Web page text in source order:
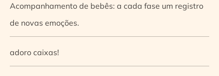
Acompanhamento de bebês: a cada fase um registro
de novas emoções.
adoro caixas!